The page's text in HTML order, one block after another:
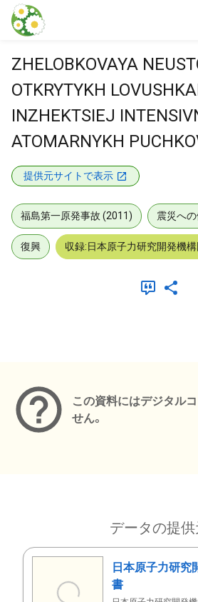
本文に飛ぶ
ZHELOBKOVAYA
OTKRYTYKH
INZHEKTSIEJ
ATOMARNYKH
提供元サイトで表示
福島第一原発事故 (2011) 震災への
復興 収録:日本原子力研究開発機
この資料にはデジタル
せん。
データの提供
日本原子力研究
書